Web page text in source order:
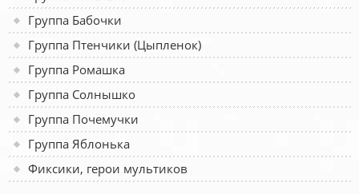
Группа Бабочки
Группа Птенчики (Цыпленок)
Группа Ромашка
Группа Солнышко
Группа Почемучки
Группа Яблонька
Фиксики, герои мультиков